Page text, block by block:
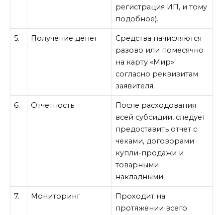
регистрация ИП, и тому
подобное).
5. Получение денег
Средства начисляются
разово или помесячно
на карту «Мир»
согласно реквизитам
заявителя.
6. Отчетность
После расходования
всей субсидии, следует
предоставить отчет с
чеками, договорами
купли-продажи и
товарными
накладными.
7. Мониторинг
Проходит на
протяжении всего